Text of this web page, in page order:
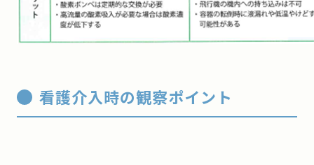
看護介入時の観察ポイント